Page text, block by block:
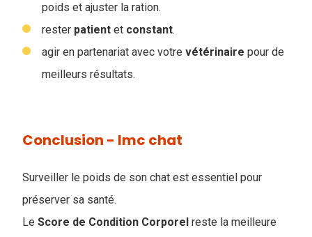
poids et ajuster la ration.
rester patient et constant.
agir en partenariat avec votre vétérinaire pour de
meilleurs résultats.
Conclusion - Imc chat
Surveiller le poids de son chat est essentiel pour
préserver sa santé.
Le Score de Condition Corporel reste la meilleure